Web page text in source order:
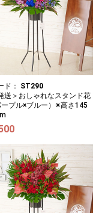
ド： ST290
送＞おしゃれなスタンド花
プル×ブルー）※高さ145